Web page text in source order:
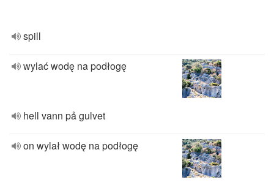
spill
wylać wodę na podłogę
hell vann på gulvet
on wylał wodę na podłogę